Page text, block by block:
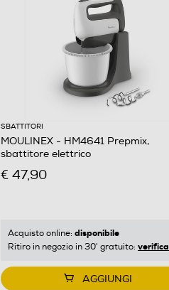
SBATTITORI
MOULINEX - HM4641 Prepmix,
sbattitore elettrico
€ 47,90
Acquisto online: disponibile
Ritiro in negozio in 30' gratuito: verifica
AGGIUNGI